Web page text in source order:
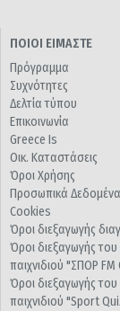
ΠΟΙΟΙ ΕΙΜΑΣΤΕ
Πρόγραμμα
Συχνότητες
Δελτία τύπου
Επικοινωνία
Greece Is
Οικ. Καταστάσεις
Όροι Χρήσης
Προσωπικά Δεδομένα
Cookies
Όροι διεξαγωγής
Όροι διεξαγωγής
παιχνιδιού "ΣΠΟΡ FM
Όροι διεξαγωγής
παιχνιδιού "Sport